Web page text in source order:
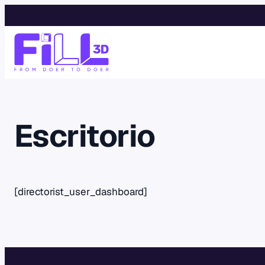
al
contenido
Escritorio
[directorist_user_dashboard]